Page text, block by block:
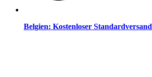
Belgien: Kostenloser Standardversand